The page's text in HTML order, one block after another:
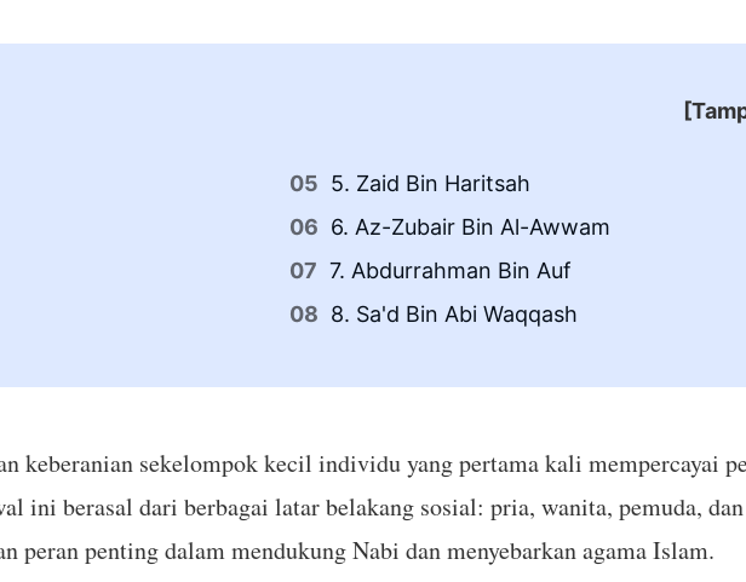
5. Zaid Bin Haritsah
6. Az-Zubair Bin Al-Awwam
7. Abdurrahman Bin Auf
8. Sa'd Bin Abi Waqqash
keberanian sekelompok kecil individu yang pertama kali mempercayai
ini berasal dari berbagai latar belakang sosial: pria, wanita, pemuda,
peran penting dalam mendukung Nabi dan menyebarkan agama Islam.